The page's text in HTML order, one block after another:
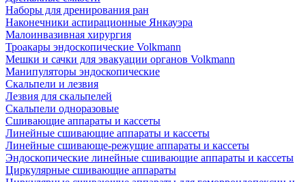
Наборы для дренирования ран
Наконечники аспирационные Янкауэра
Малоинвазивная хирургия
Троакары эндоскопические Volkmann
Мешки и сачки для эвакуации органов Volkmann
Манипуляторы эндоскопические
Скальпели и лезвия
Лезвия для скальпелей
Скальпели одноразовые
Сшивающие аппараты и кассеты
Линейные сшивающие аппараты и кассеты
Линейные сшивающе-режущие аппараты и кассеты
Эндоскопические линейные сшивающие аппараты и кассеты
Циркулярные сшивающие аппараты